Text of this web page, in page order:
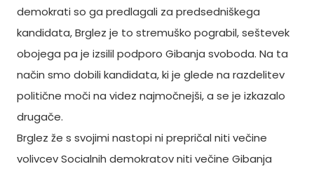
demokrati so ga predlagali za predsedniškega
kandidata, Brglez je to stremuško pograbil, seštevek
obojega pa je izsilil podporo Gibanja svoboda. Na ta
način smo dobili kandidata, ki je glede na razdelitev
politične moči na videz najmočnejši, a se je izkazalo
drugače.
Brglez že s svojimi nastopi ni prepričal niti večine
volivcev Socialnih demokratov niti večine Gibanja